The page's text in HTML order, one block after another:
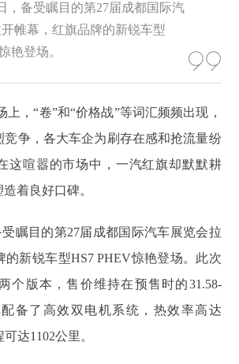
，备受瞩目的第27届成都国际汽
帷幕，红旗品牌的新锐车型
艳登场。
上，“卷”和“价格战”等词汇频频出现，
竞争，各大车企为刷存在感和抢流量纷
这喧嚣的市场中，一汽红旗却默默耕
着良好口碑。
瞩目的第27届成都国际汽车展览会拉
的新锐车型HS7 PHEV惊艳登场。此次
个版本，售价维持在预售时的31.58-
配备了高效双电机系统，热效率高达
达1102公里。